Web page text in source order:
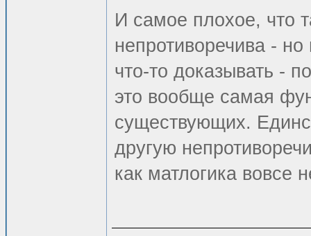
И самое плохое, что
непротиворечива -
что-то доказывать -
это вообще самая
существующих.
другую
как матлогика вовсе